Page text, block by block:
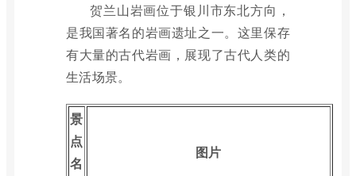
贺兰山岩画位于银川市东北方向，
是我国著名的岩画遗址之一。这里保存
有大量的古代岩画，展现了古代人类的
生活场景。
景
点
名
图片